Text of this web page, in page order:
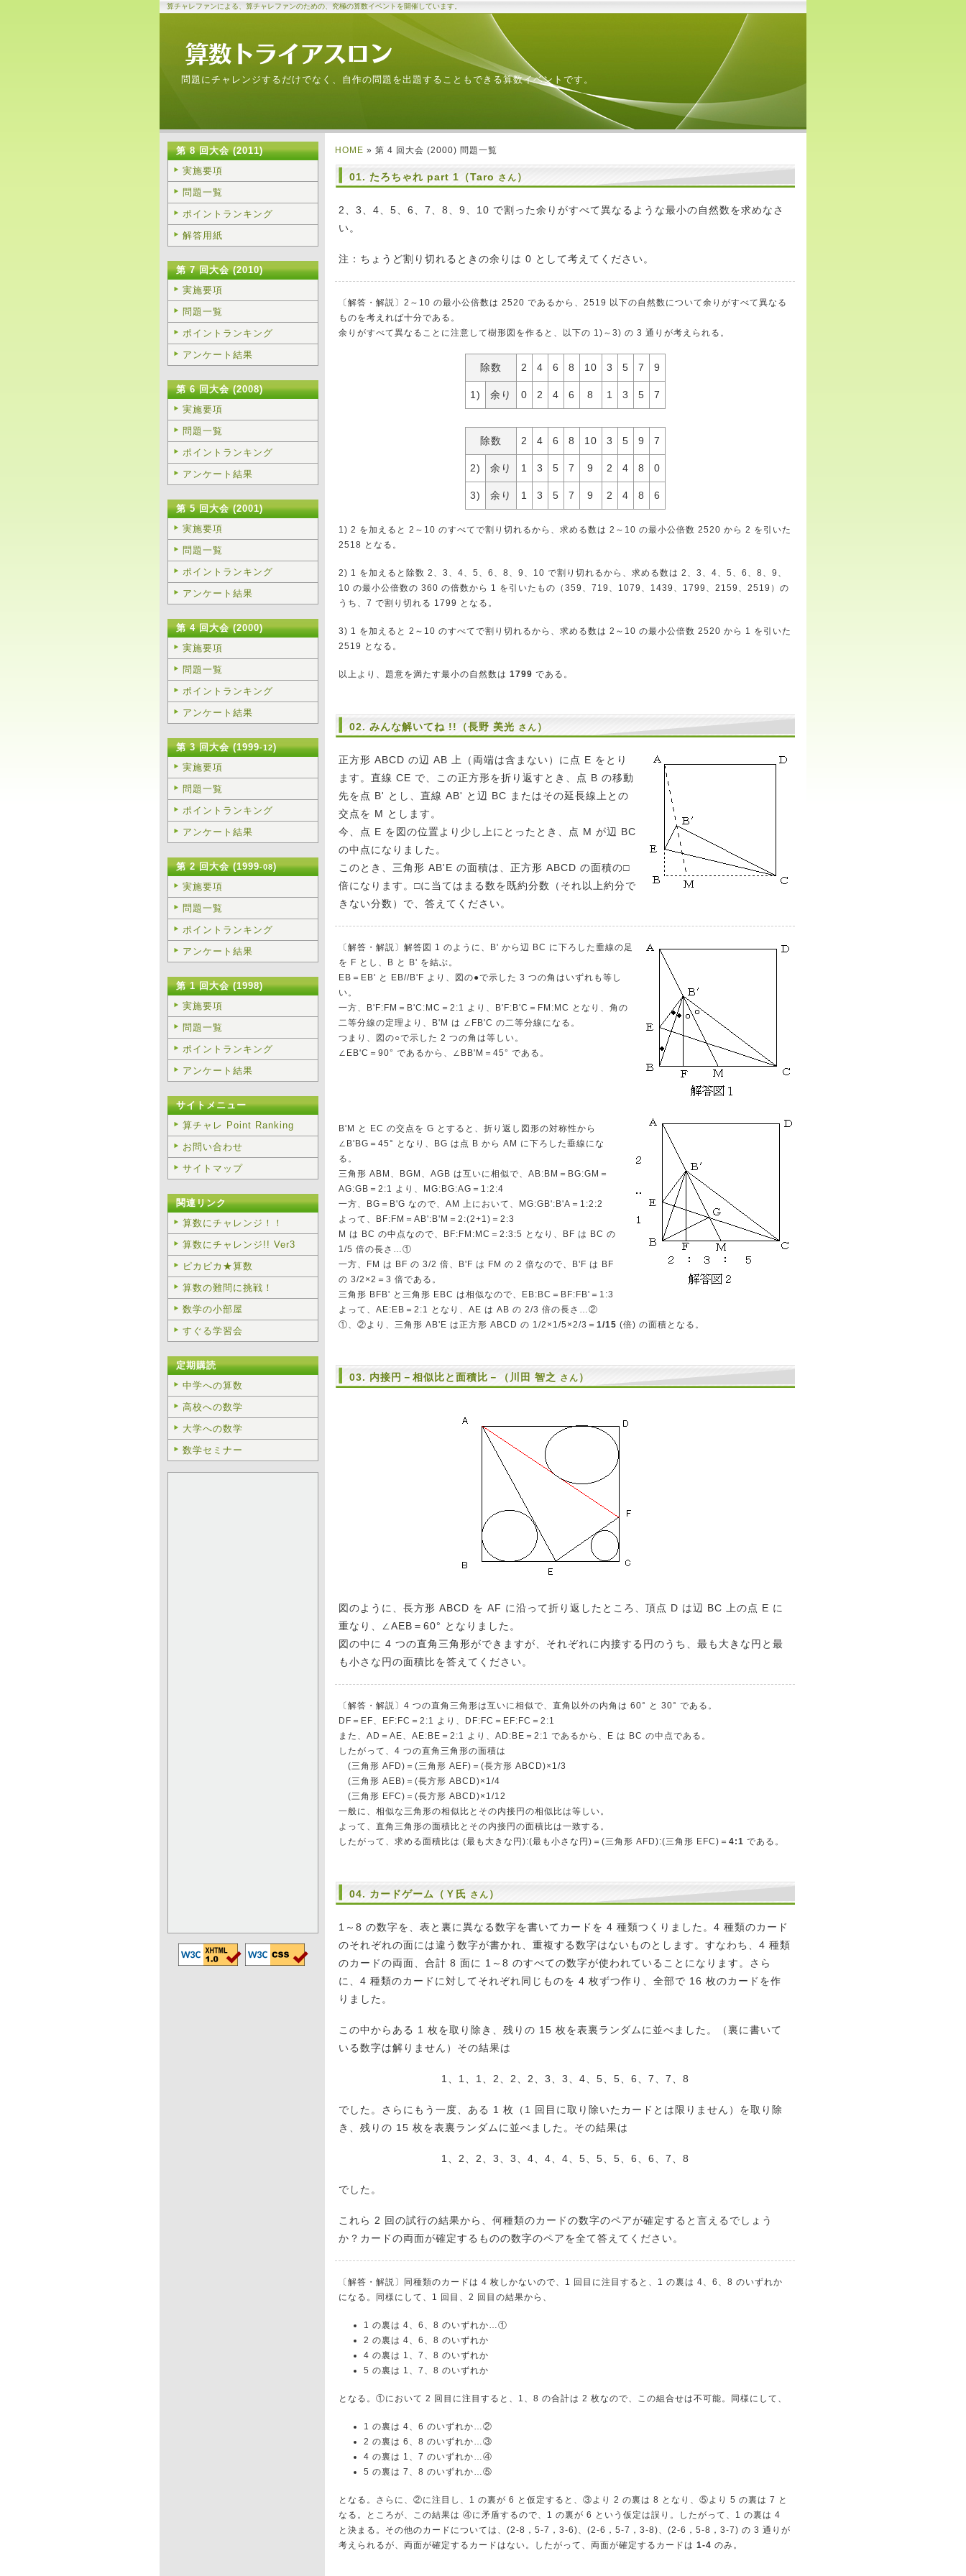
算チャレファンによる、算チャレファンのための、究極の算数イベントを開催しています。
問題にチャレンジするだけでなく、自作の問題を出題することもできる算数イベントです。
HOME » 第 4 回大会 (2000) 問題一覧
01. たろちゃれ part 1（Taro さん ）
2、3、4、5、6、7、8、9、10 で割った余りがすべて異なるような最小の自然数を求めなさ
い。
注：ちょうど割り切れるときの余りは 0 として考えてください。
〔解答・解説〕2～10 の最小公倍数は 2520 であるから、2519 以下の自然数について余りがすべて異なる
ものを考えれば十分である。
余りがすべて異なることに注意して樹形図を作ると、以下の 1)～3) の 3 通りが考えられる。
除数 2 4 6 8 10 3 5 7 9
1) 余り 0 2 4 6 8 1 3 5 7
除数 2 4 6 8 10 3 5 9 7
2) 余り 1 3 5 7 9 2 4 8 0
3) 余り 1 3 5 7 9 2 4 8 6
1) 2 を加えると 2～10 のすべてで割り切れるから、求める数は 2～10 の最小公倍数 2520 から 2 を引いた
2518 となる。
2) 1 を加えると除数 2、3、4、5、6、8、9、10 で割り切れるから、求める数は 2、3、4、5、6、8、9、
10 の最小公倍数の 360 の倍数から 1 を引いたもの（359、719、1079、1439、1799、2159、2519）の
うち、7 で割り切れる 1799 となる。
3) 1 を加えると 2～10 のすべてで割り切れるから、求める数は 2～10 の最小公倍数 2520 から 1 を引いた
2519 となる。
以上より、題意を満たす最小の自然数は 1799 である。
02. みんな解いてね !!（長野 美光 さん ）
正方形 ABCD の辺 AB 上（両端は含まない）に点 E をとり
ます。直線 CE で、この正方形を折り返すとき、点 B の移動
先を点 B' とし、直線 AB' と辺 BC またはその延長線上との
交点を M とします。
今、点 E を図の位置より少し上にとったとき、点 M が辺 BC
の中点になりました。
このとき、三角形 AB'E の面積は、正方形 ABCD の面積の□
倍になります。□に当てはまる数を既約分数（それ以上約分で
きない分数）で、答えてください。
〔解答・解説〕解答図 1 のように、B' から辺 BC に下ろした垂線の足
を F とし、B と B' を結ぶ。
EB＝EB' と EB//B'F より、図の●で示した 3 つの角はいずれも等し
い。
一方、B'F:FM＝B'C:MC＝2:1 より、B'F:B'C＝FM:MC となり、角の
二等分線の定理より、B'M は ∠FB'C の二等分線になる。
つまり、図の○で示した 2 つの角は等しい。
∠EB'C＝90° であるから、∠BB'M＝45° である。
B'M と EC の交点を G とすると、折り返し図形の対称性から
∠B'BG＝45° となり、BG は点 B から AM に下ろした垂線にな
る。
三角形 ABM、BGM、AGB は互いに相似で、AB:BM＝BG:GM＝
AG:GB＝2:1 より、MG:BG:AG＝1:2:4
一方、BG＝B'G なので、AM 上において、MG:GB':B'A＝1:2:2
よって、BF:FM＝AB':B'M＝2:(2+1)＝2:3
M は BC の中点なので、BF:FM:MC＝2:3:5 となり、BF は BC の
1/5 倍の長さ…①
一方、FM は BF の 3/2 倍、B'F は FM の 2 倍なので、B'F は BF
の 3/2×2＝3 倍である。
三角形 BFB' と三角形 EBC は相似なので、EB:BC＝BF:FB'＝1:3
よって、AE:EB＝2:1 となり、AE は AB の 2/3 倍の長さ…②
①、②より、三角形 AB'E は正方形 ABCD の 1/2×1/5×2/3＝ 1/15 (倍) の面積となる。
03. 内接円－相似比と面積比－（川田 智之 さん ）
図のように、長方形 ABCD を AF に沿って折り返したところ、頂点 D は辺 BC 上の点 E に
重なり、∠AEB＝60° となりました。
図の中に 4 つの直角三角形ができますが、それぞれに内接する円のうち、最も大きな円と最
も小さな円の面積比を答えてください。
〔解答・解説〕4 つの直角三角形は互いに相似で、直角以外の内角は 60° と 30° である。
DF＝EF、EF:FC＝2:1 より、DF:FC＝EF:FC＝2:1
また、AD＝AE、AE:BE＝2:1 より、AD:BE＝2:1 であるから、E は BC の中点である。
したがって、4 つの直角三角形の面積は
(三角形 AFD)＝(三角形 AEF)＝(長方形 ABCD)×1/3
(三角形 AEB)＝(長方形 ABCD)×1/4
(三角形 EFC)＝(長方形 ABCD)×1/12
一般に、相似な三角形の相似比とその内接円の相似比は等しい。
よって、直角三角形の面積比とその内接円の面積比は一致する。
したがって、求める面積比は (最も大きな円):(最も小さな円)＝(三角形 AFD):(三角形 EFC)＝ 4:1 である。
04. カードゲーム（Ｙ氏 さん ）
1～8 の数字を、表と裏に異なる数字を書いてカードを 4 種類つくりました。4 種類のカード
のそれぞれの面には違う数字が書かれ、重複する数字はないものとします。すなわち、4 種類
のカードの両面、合計 8 面に 1～8 のすべての数字が使われていることになります。さら
に、4 種類のカードに対してそれぞれ同じものを 4 枚ずつ作り、全部で 16 枚のカードを作
りました。
この中からある 1 枚を取り除き、残りの 15 枚を表裏ランダムに並べました。（裏に書いて
いる数字は解りません）その結果は
1、1、1、2、2、2、3、3、4、5、5、6、7、7、8
でした。さらにもう一度、ある 1 枚（1 回目に取り除いたカードとは限りません）を取り除
き、残りの 15 枚を表裏ランダムに並べました。その結果は
1、2、2、3、3、4、4、4、5、5、5、6、6、7、8
でした。
これら 2 回の試行の結果から、何種類のカードの数字のペアが確定すると言えるでしょう
か？カードの両面が確定するものの数字のペアを全て答えてください。
〔解答・解説〕同種類のカードは 4 枚しかないので、1 回目に注目すると、1 の裏は 4、6、8 のいずれか
になる。同様にして、1 回目、2 回目の結果から、
1 の裏は 4、6、8 のいずれか…①
2 の裏は 4、6、8 のいずれか
4 の裏は 1、7、8 のいずれか
5 の裏は 1、7、8 のいずれか
となる。①において 2 回目に注目すると、1、8 の合計は 2 枚なので、この組合せは不可能。同様にして、
1 の裏は 4、6 のいずれか…②
2 の裏は 6、8 のいずれか…③
4 の裏は 1、7 のいずれか…④
5 の裏は 7、8 のいずれか…⑤
となる。さらに、②に注目し、1 の裏が 6 と仮定すると、③より 2 の裏は 8 となり、⑤より 5 の裏は 7 と
なる。ところが、この結果は ④に矛盾するので、1 の裏が 6 という仮定は誤り。したがって、1 の裏は 4
と決まる。その他のカードについては、(2-8，5-7，3-6)、(2-6，5-7，3-8)、(2-6，5-8，3-7) の 3 通りが
考えられるが、両面が確定するカードはない。したがって、両面が確定するカードは 1-4 のみ。
第 8 回大会 (2011)
実施要項
問題一覧
ポイントランキング
解答用紙
第 7 回大会 (2010)
実施要項
問題一覧
ポイントランキング
アンケート結果
第 6 回大会 (2008)
実施要項
問題一覧
ポイントランキング
アンケート結果
第 5 回大会 (2001)
実施要項
問題一覧
ポイントランキング
アンケート結果
第 4 回大会 (2000)
実施要項
問題一覧
ポイントランキング
アンケート結果
第 3 回大会 (1999-12)
実施要項
問題一覧
ポイントランキング
アンケート結果
第 2 回大会 (1999-08)
実施要項
問題一覧
ポイントランキング
アンケート結果
第 1 回大会 (1998)
実施要項
問題一覧
ポイントランキング
アンケート結果
サイトメニュー
算チャレ Point Ranking
お問い合わせ
サイトマップ
関連リンク
算数にチャレンジ！！
算数にチャレンジ!! Ver3
ピカピカ★算数
算数の難問に挑戦！
数学の小部屋
すぐる学習会
定期購読
中学への算数
高校への数学
大学への数学
数学セミナー